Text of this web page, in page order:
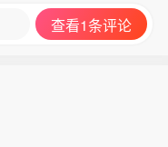
查看1条评论